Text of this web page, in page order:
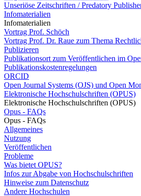
Unseriöse Zeitschriften / Predatory
Infomaterialien
Infomaterialien
Vortrag Prof. Schöch
Vortrag Prof. Dr. Raue zum Thema
Publizieren
Publikationsort zum Veröffentlichen im
Publikationskostenregelungen
ORCID
Open Journal Systems (OJS) und Open
Elektronische Hochschulschriften (OPUS)
Elektronische Hochschulschriften (OPUS)
Opus - FAQs
Opus - FAQs
Allgemeines
Nutzung
Veröffentlichen
Probleme
Was bietet OPUS?
Infos zur Abgabe von Hochschulschriften
Hinweise zum Datenschutz
Andere Hochschulen